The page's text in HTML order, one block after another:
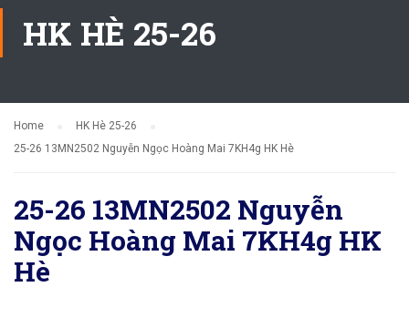
HK HÈ 25-26
Home
HK Hè 25-26
25-26 13MN2502 Nguyễn Ngọc Hoàng Mai 7KH4g HK Hè
25-26 13MN2502 Nguyễn
Ngọc Hoàng Mai 7KH4g HK
Hè